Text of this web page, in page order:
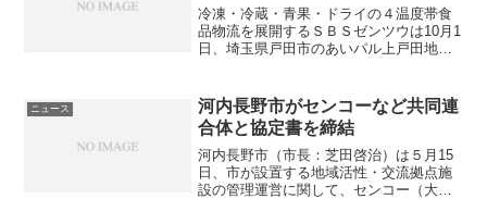
冷凍・冷蔵・青果・ドライの４温度帯食
品物流を展開するＳＢＳゼンツウは10月1
日、埼玉県戸田市のあいパル上戸田地域
当する生活物流部門における改善活動成
果の顕彰と改善ノウ...
ニュース
河内長野市がセンコーなど共同連
合体と協定書を締結
河内長野市（市長：芝田啓治）は５月15
日、市が設置する地域活性・交流拠点施
設の管理運営に関して、センコー（大阪